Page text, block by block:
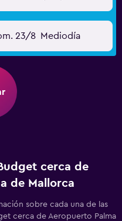
23/8 Mediodía
cerca de
de Mallorca
sobre cada una de las
cerca de Aeropuerto Palma